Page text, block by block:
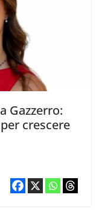
Gazzerro:
crescere